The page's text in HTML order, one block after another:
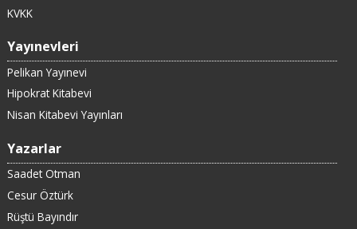
KVKK
Yayınevleri
Pelikan Yayınevi
Hipokrat Kitabevi
Nisan Kitabevi Yayınları
Yazarlar
Saadet Otman
Cesur Öztürk
Rüştü Bayındır